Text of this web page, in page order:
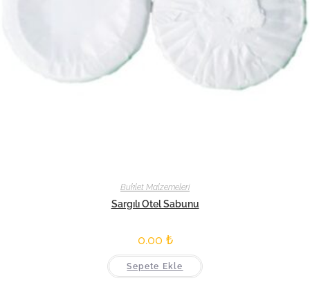
Buklet Malzemeleri
Sargılı Otel Sabunu
0.00 ₺
Sepete Ekle